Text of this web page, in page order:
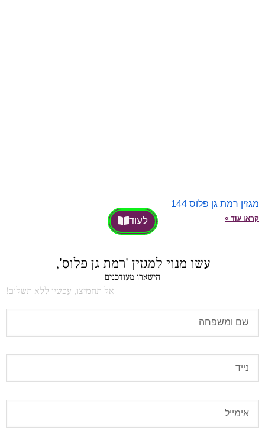
מגזין רמת גן פלוס 144
קראו עוד » לעוד
עשו מנוי למגזין 'רמת גן פלוס',
הישארו מעודכנים
אל תחמיצו, עכשיו ללא תשלום!